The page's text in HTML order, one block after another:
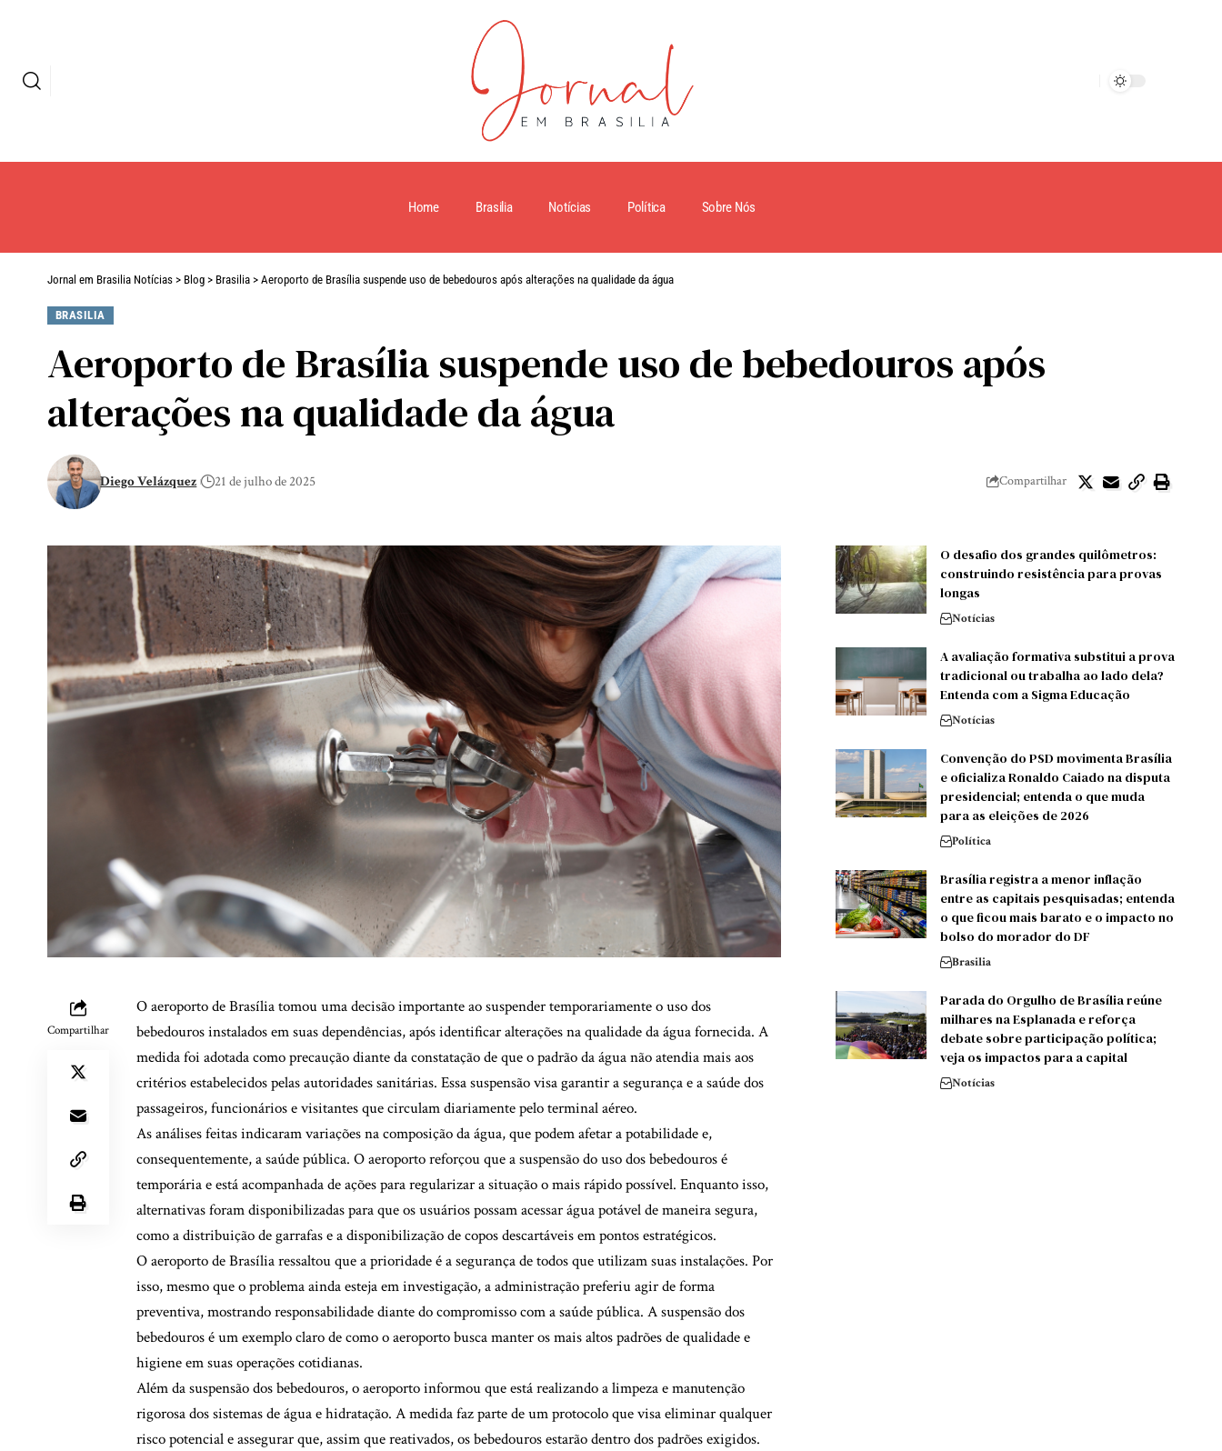
Home Brasilia Notícias Política Sobre Nós
Jornal em Brasilia Notícias > Blog > Brasilia > Aeroporto de Brasília suspende uso de bebedouros após alterações na qualidade da água
BRASILIA
Aeroporto de Brasília suspende uso de bebedouros após
alterações na qualidade da água
Diego Velázquez 21 de julho de 2025 Compartilhar
Compartilhar
O aeroporto de Brasília tomou uma decisão importante ao suspender temporariamente o uso dos
bebedouros instalados em suas dependências, após identificar alterações na qualidade da água fornecida. A
medida foi adotada como precaução diante da constatação de que o padrão da água não atendia mais aos
critérios estabelecidos pelas autoridades sanitárias. Essa suspensão visa garantir a segurança e a saúde dos
passageiros, funcionários e visitantes que circulam diariamente pelo terminal aéreo.
As análises feitas indicaram variações na composição da água, que podem afetar a potabilidade e,
consequentemente, a saúde pública. O aeroporto reforçou que a suspensão do uso dos bebedouros é
temporária e está acompanhada de ações para regularizar a situação o mais rápido possível. Enquanto isso,
alternativas foram disponibilizadas para que os usuários possam acessar água potável de maneira segura,
como a distribuição de garrafas e a disponibilização de copos descartáveis em pontos estratégicos.
O aeroporto de Brasília ressaltou que a prioridade é a segurança de todos que utilizam suas instalações. Por
isso, mesmo que o problema ainda esteja em investigação, a administração preferiu agir de forma
preventiva, mostrando responsabilidade diante do compromisso com a saúde pública. A suspensão dos
bebedouros é um exemplo claro de como o aeroporto busca manter os mais altos padrões de qualidade e
higiene em suas operações cotidianas.
Além da suspensão dos bebedouros, o aeroporto informou que está realizando a limpeza e manutenção
rigorosa dos sistemas de água e hidratação. A medida faz parte de um protocolo que visa eliminar qualquer
risco potencial e assegurar que, assim que reativados, os bebedouros estarão dentro dos padrões exigidos.
O desafio dos grandes quilômetros:
construindo resistência para provas
longas
Notícias
A avaliação formativa substitui a prova
tradicional ou trabalha ao lado dela?
Entenda com a Sigma Educação
Notícias
Convenção do PSD movimenta Brasília
e oficializa Ronaldo Caiado na disputa
presidencial; entenda o que muda
para as eleições de 2026
Política
Brasília registra a menor inflação
entre as capitais pesquisadas; entenda
o que ficou mais barato e o impacto no
bolso do morador do DF
Brasilia
Parada do Orgulho de Brasília reúne
milhares na Esplanada e reforça
debate sobre participação política;
veja os impactos para a capital
Notícias